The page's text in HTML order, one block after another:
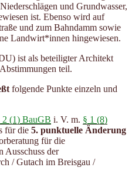
und Grundwasser,
ist. Ebenso wird auf
und zum Bahndamm sowie
Landwirt*innen hingewiesen.
ist als beteiligter Architekt
teil.
folgende Punkte einzeln und
2 (1) BauGB i. V. m. § 1 (8)
für die 5. punktuelle Änderung
für die
Ausschuss der
/ Gutach im Breisgau /